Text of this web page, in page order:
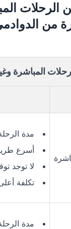
الدوادمي
المباشرة وغير
مدة الرحلة: 1 ساعة و5 دقائق
أسرع طريقة
لا توجد توقفات
تكلفة أعلى
مدة الرحلة: 5 ساعات و55 دقيقة